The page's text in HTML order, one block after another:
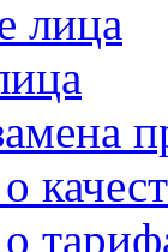
лица